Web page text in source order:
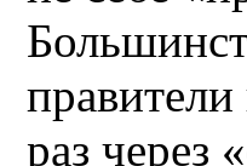
раз через